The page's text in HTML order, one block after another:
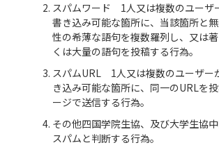
スパムワード 1人又は複数のユーザ
書き込み可能な箇所に、当該箇所と
性の希薄な語句を複数羅列し、又は
くは大量の語句を投稿する行為。
スパムURL 1人又は複数のユーザー
き込み可能な箇所に、同一のURLを
ージで送信する行為。
その他四国学院生協、及び大学生協
スパムと判断する行為。